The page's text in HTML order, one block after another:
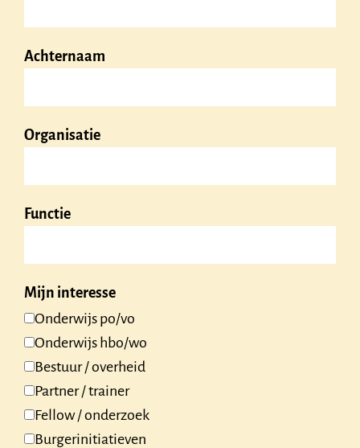
Achternaam
Organisatie
Functie
Mijn interesse
Onderwijs po/vo
Onderwijs hbo/wo
Bestuur / overheid
Partner / trainer
Fellow / onderzoek
Burgerinitiatieven